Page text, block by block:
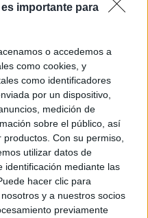
importante para
o accedemos a
como cookies, y
como identificadores
por un dispositivo,
medición de
sobre el público, así
Con su permiso,
utilizar datos de
identificación mediante las
hacer clic para
y a nuestros socios
previamente
gobiernan en
ante la Fiscalía
los inmigrantes”
y Cookies